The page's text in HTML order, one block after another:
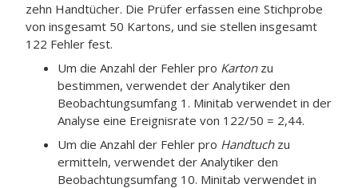
zehn Handtücher. Die Prüfer erfassen eine Stichprobe
von insgesamt 50 Kartons, und sie stellen insgesamt
122 Fehler fest.
Um die Anzahl der Fehler pro Kartonzu
bestimmen, verwendet der Analytiker den
Beobachtungsumfang 1. Minitab verwendet in der
Analyse eine Ereignisrate von 122/50 = 2,44.
Um die Anzahl der Fehler pro Handtuchzu
ermitteln, verwendet der Analytiker den
Beobachtungsumfang 10. Minitab verwendet in